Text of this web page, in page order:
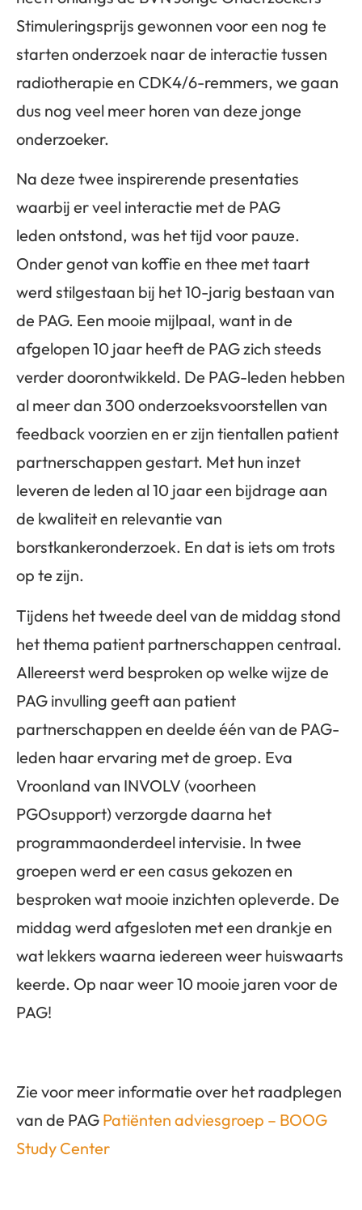
Stimuleringsprijs gewonnen voor een nog te
starten onderzoek naar de interactie tussen
radiotherapie en CDK4/6-remmers, we gaan
dus nog veel meer horen van deze jonge
onderzoeker.
Na deze twee inspirerende presentaties
waarbij er veel interactie met de PAG
leden ontstond, was het tijd voor pauze.
Onder genot van koffie en thee met taart
werd stilgestaan bij het 10-jarig bestaan van
de PAG. Een mooie mijlpaal, want in de
afgelopen 10 jaar heeft de PAG zich steeds
verder doorontwikkeld. De PAG-leden hebben
al meer dan 300 onderzoeksvoorstellen van
feedback voorzien en er zijn tientallen patient
partnerschappen gestart. Met hun inzet
leveren de leden al 10 jaar een bijdrage aan
de kwaliteit en relevantie van
borstkankeronderzoek. En dat is iets om trots
op te zijn.
Tijdens het tweede deel van de middag stond
het thema patient partnerschappen centraal.
Allereerst werd besproken op welke wijze de
PAG invulling geeft aan patient
partnerschappen en deelde één van de PAG-
leden haar ervaring met de groep. Eva
Vroonland van INVOLV (voorheen
PGOsupport) verzorgde daarna het
programmaonderdeel intervisie. In twee
groepen werd er een casus gekozen en
besproken wat mooie inzichten opleverde. De
middag werd afgesloten met een drankje en
wat lekkers waarna iedereen weer huiswaarts
keerde. Op naar weer 10 mooie jaren voor de
PAG!
Zie voor meer informatie over het raadplegen
van de PAG Patiënten adviesgroep – BOOG
Study Center